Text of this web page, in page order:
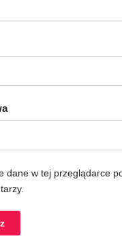
dane w tej przeglądarce